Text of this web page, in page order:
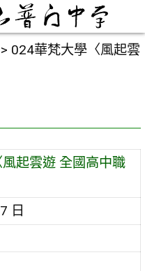
> 024華梵大學〈風起雲
起雲遊 全國高中職
日